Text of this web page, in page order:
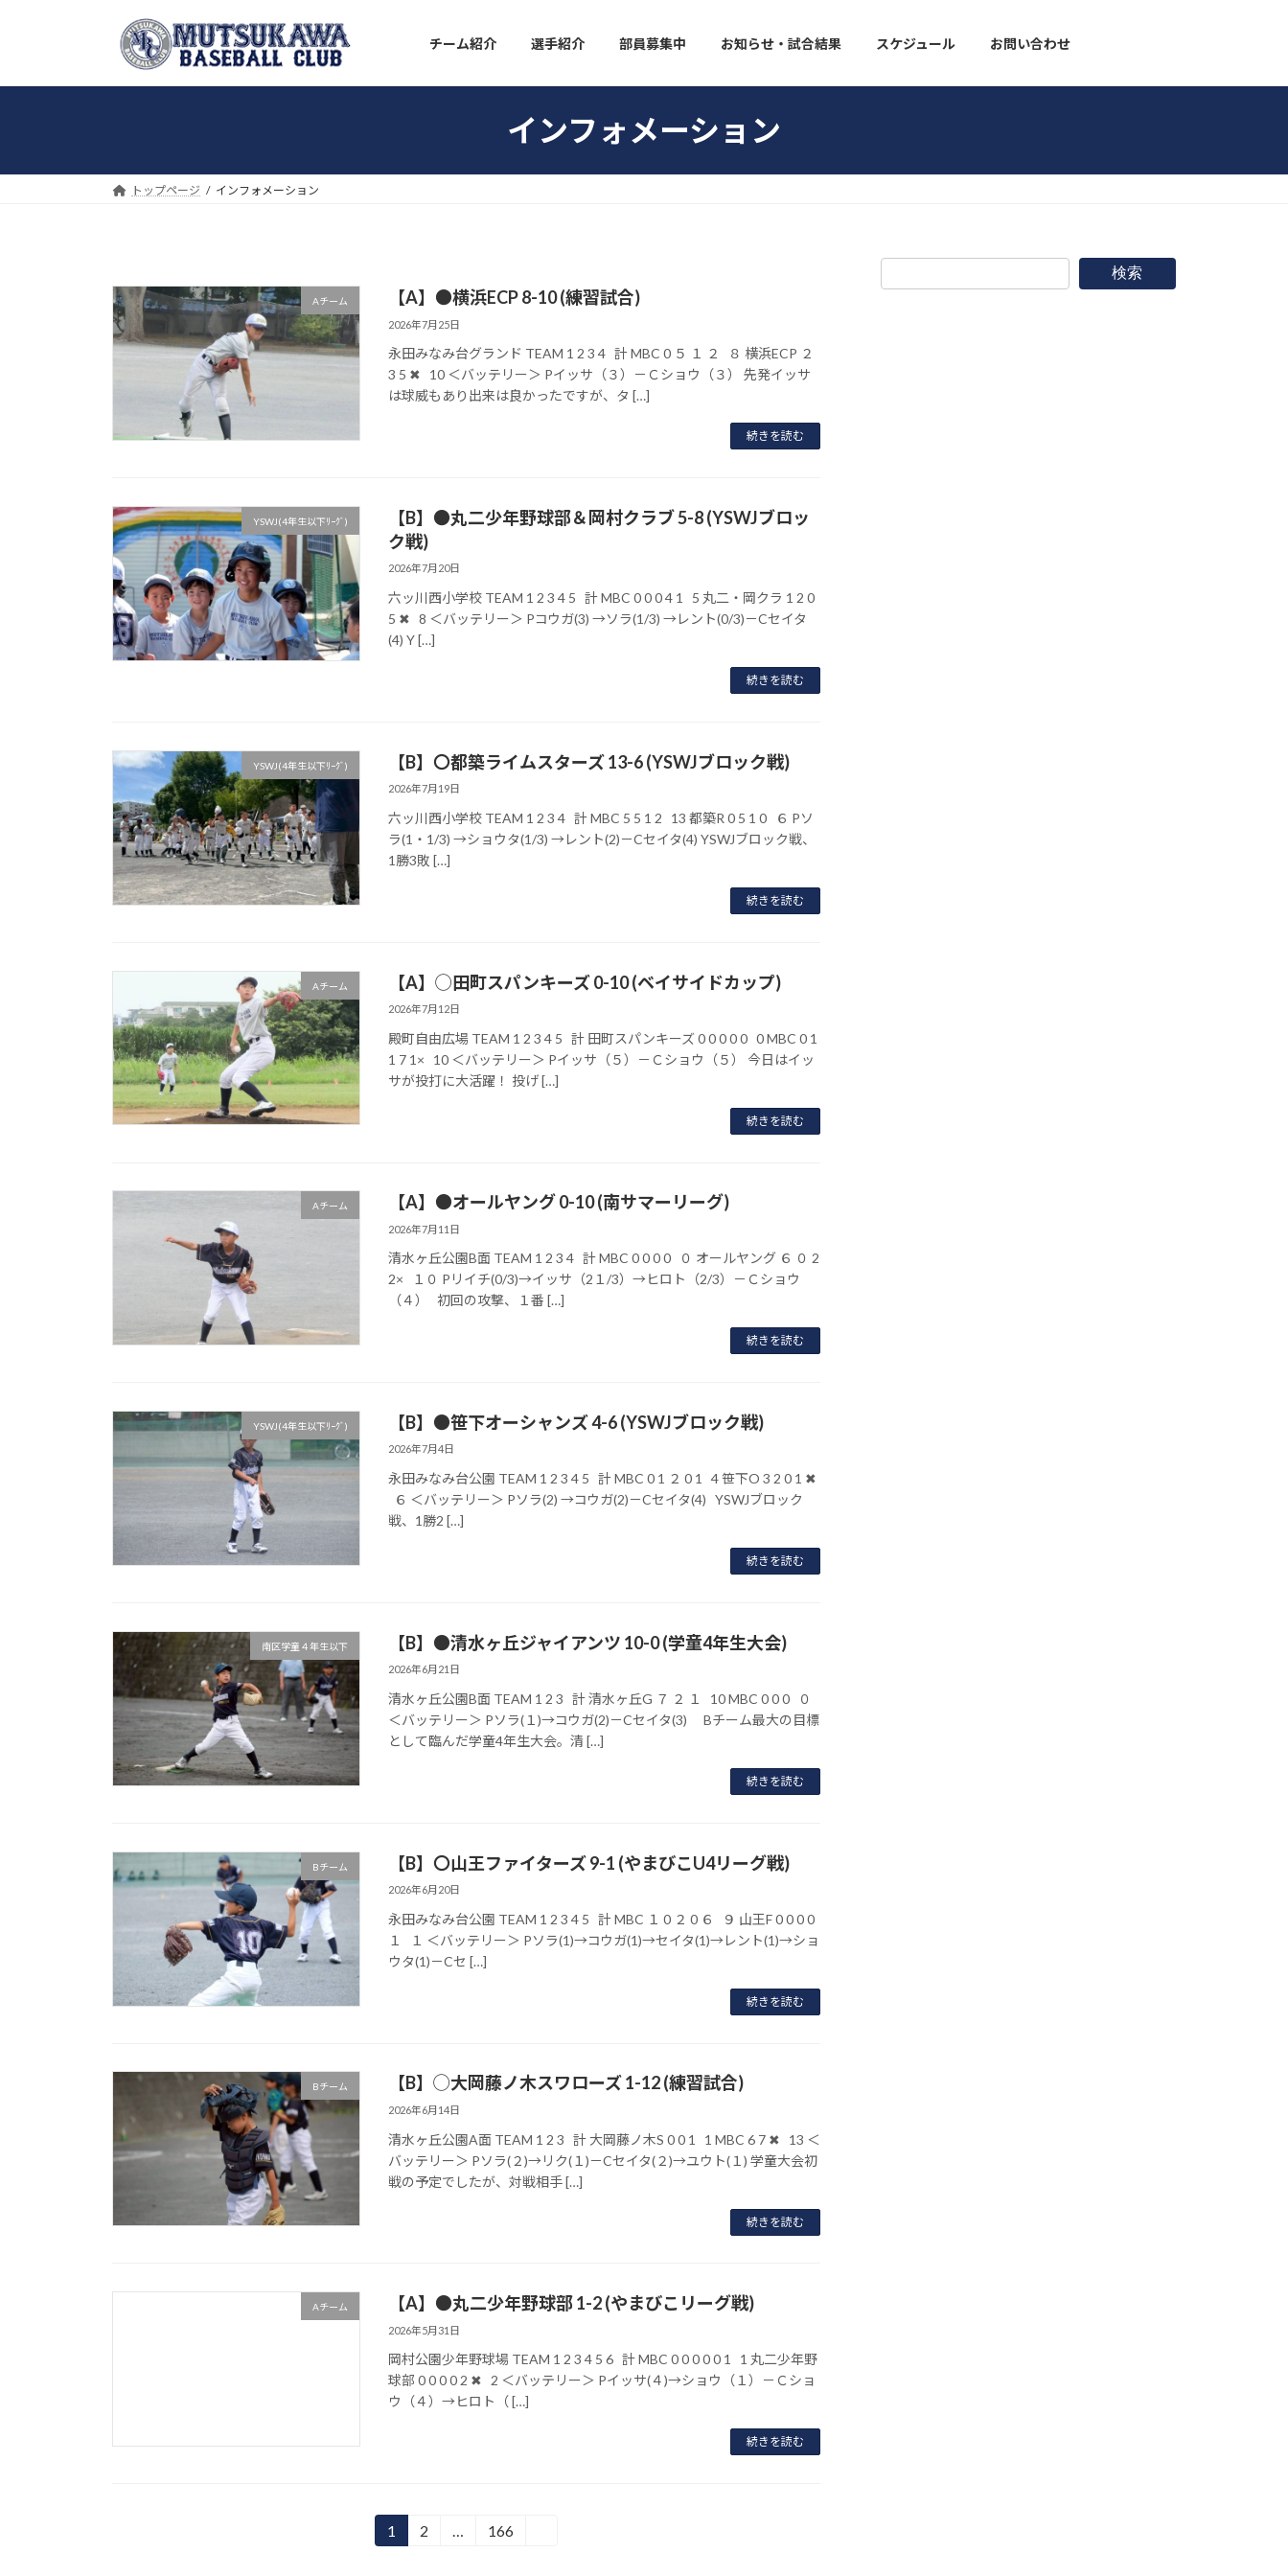
キ
に
チーム紹介 選手紹介 部員募集中 お知らせ・試合結果 スケジュール お問い合わせ
インフォメーション
トップページ インフォメーション
Aチーム 【A】●横浜ECP 8-10 (練習試合)
2026年7月25日
永田みなみ台グランド TEAM 1 2 3 4 計 MBC 0 ５ １ ２ ８ 横浜ECP ２
3 5 ✖ 10 ＜バッテリー＞ Pイッサ（３）－Ｃショウ（３） 先発イッサ
は球威もあり出来は良かったですが、タ […]
続きを読む
YSWJ(4年生以下ﾘｰｸﾞ)
【B】●丸二少年野球部＆岡村クラブ 5-8 (YSWJブロッ
ク戦)
2026年7月20日
六ッ川西小学校 TEAM 1 2 3 4 5 計 MBC 0 0 0 4 1 5 丸二・岡クラ 1 2 0
5 ✖ 8 ＜バッテリー＞ Pコウガ(3) →ソラ(1/3) →レント(0/3)－Cセイタ
(4) Y […]
続きを読む
YSWJ(4年生以下ﾘｰｸﾞ) 【B】〇都築ライムスターズ 13-6 (YSWJブロック戦)
2026年7月19日
六ッ川西小学校 TEAM 1 2 3 4 計 MBC 5 5 1 2 13 都築R 0 5 1 0 ６ Pソ
ラ(1・1/3) →ショウタ(1/3) →レント(2)－Cセイタ(4) YSWJブロック戦、
1勝3敗 […]
続きを読む
Aチーム 【A】◯田町スパンキーズ 0-10 (ベイサイドカップ)
2026年7月12日
殿町自由広場 TEAM 1 2 3 4 5 計 田町スパンキーズ 0 0 0 0 0 0 MBC 0 1
1 7 1× 10 ＜バッテリー＞ Pイッサ（５）－Ｃショウ（５） 今日はイッ
サが投打に大活躍！ 投げ […]
続きを読む
Aチーム 【A】●オールヤング 0-10 (南サマーリーグ)
2026年7月11日
清水ヶ丘公園B面 TEAM 1 2 3 4 計 MBC 0 0 0 0 ０ オールヤング ６ ０ 2
2× １０ Pリイチ(0/3)→イッサ（2１/3）→ヒロト（2/3）－Ｃショウ
（４） 初回の攻撃、１番 […]
続きを読む
YSWJ(4年生以下ﾘｰｸﾞ) 【B】●笹下オーシャンズ 4-6 (YSWJブロック戦)
2026年7月4日
永田みなみ台公園 TEAM 1 2 3 4 5 計 MBC 0 1 ２ 0 1 4 笹下O 3 2 0 1 ✖
６ ＜バッテリー＞ Pソラ(2) →コウガ(2)－Cセイタ(4) YSWJブロック
戦、1勝2 […]
続きを読む
南区学童４年生以下 【B】●清水ヶ丘ジャイアンツ 10-0 (学童4年生大会)
2026年6月21日
清水ヶ丘公園B面 TEAM 1 2 3 計 清水ヶ丘G ７ ２ １ 10 MBC 0 0 0 ０
＜バッテリー＞ Pソラ(１)→コウガ(2)－Cセイタ(3) Bチーム最大の目標
として臨んだ学童4年生大会。清 […]
続きを読む
Bチーム 【B】〇山王ファイターズ 9-1 (やまびこU4リーグ戦)
2026年6月20日
永田みなみ台公園 TEAM 1 2 3 4 5 計 MBC １ 0 ２ 0 ６ ９ 山王F 0 0 0 0
１ １ ＜バッテリー＞ Pソラ(1)→コウガ(1)→セイタ(1)→レント(1)→ショ
ウタ(1)－Cセ […]
続きを読む
Bチーム 【B】◯大岡藤ノ木スワローズ 1-12 (練習試合)
2026年6月14日
清水ヶ丘公園A面 TEAM 1 2 3 計 大岡藤ノ木S 0 0 1 1 MBC 6 7 ✖ 13 ＜
バッテリー＞ Pソラ(２)→リク(１)－Cセイタ(２)→ユウト(１) 学童大会初
戦の予定でしたが、対戦相手 […]
続きを読む
Aチーム 【A】●丸二少年野球部 1-2 (やまびこリーグ戦)
2026年5月31日
岡村公園少年野球場 TEAM 1 2 3 4 5 6 計 MBC 0 0 0 0 0 1 1 丸二少年野
球部 0 0 0 0 2 ✖ 2 ＜バッテリー＞ Pイッサ(４)→ショウ（１）－Ｃショ
ウ（４）→ヒロト（ […]
続きを読む
固
1
固
2 …
固
166
検索